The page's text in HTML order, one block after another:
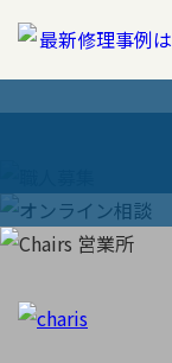
ゲ
ー
シ
ョ
ン